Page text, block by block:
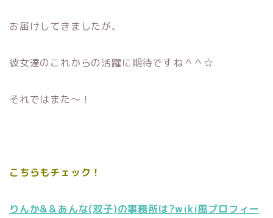
お届けしてきましたが、
彼女達のこれからの活躍に期待ですね＾＾☆
それではまた〜！
こちらもチェック！
りんか&＆あんな(双子)の事務所は?wiki風プロフィー